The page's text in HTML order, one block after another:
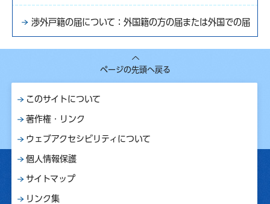
渉外戸籍の届について：外国籍の方の届または外国での届
ページの先頭へ戻る
このサイトについて
著作権・リンク
ウェブアクセシビリティについて
個人情報保護
サイトマップ
リンク集